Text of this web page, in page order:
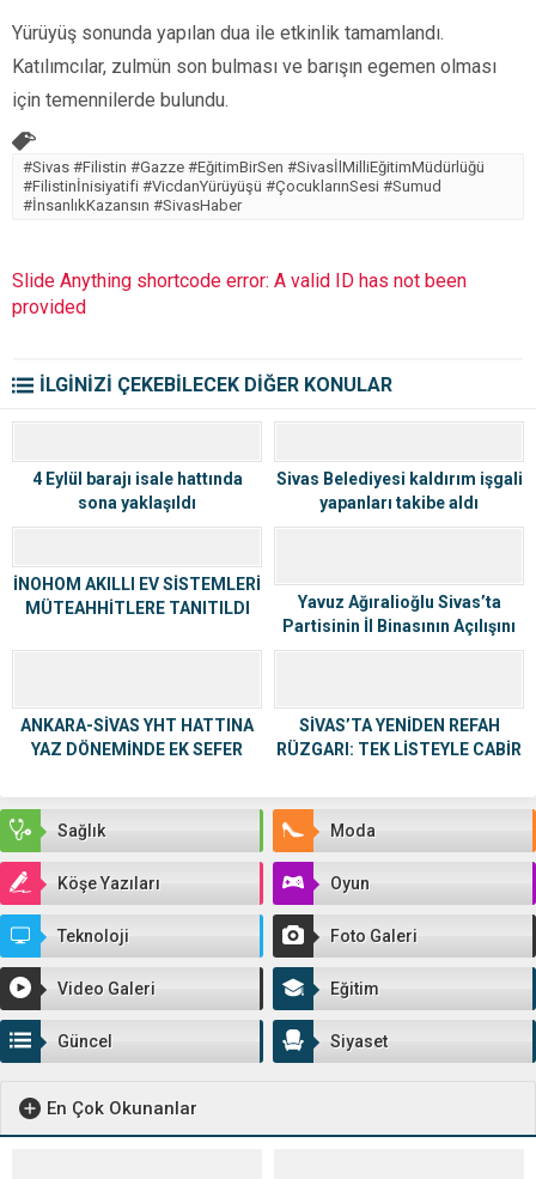
Yürüyüş sonunda yapılan dua ile etkinlik tamamlandı.
Katılımcılar, zulmün son bulması ve barışın egemen olması
için temennilerde bulundu.
#Sivas #Filistin #Gazze #EğitimBirSen #SivasİlMilliEğitimMüdürlüğü
#Filistinİnisiyatifi #VicdanYürüyüşü #ÇocuklarınSesi #Sumud
#İnsanlıkKazansın #SivasHaber
Slide Anything shortcode error: A valid ID has not been
provided
İLGİNİZİ ÇEKEBİLECEK DİĞER KONULAR
4 Eylül barajı isale hattında
sona yaklaşıldı
Sivas Belediyesi kaldırım işgali
yapanları takibe aldı
İNOHOM AKILLI EV SİSTEMLERİ
MÜTEAHHİTLERE TANITILDI
Yavuz Ağıralioğlu Sivas’ta
Partisinin İl Binasının Açılışını
Gerçekleştirdi
ANKARA-SİVAS YHT HATTINA
YAZ DÖNEMİNDE EK SEFER
SİVAS’TA YENİDEN REFAH
RÜZGARI: TEK LİSTEYLE CABİR
Sağlık Moda
Köşe Yazıları Oyun
Teknoloji Foto Galeri
Video Galeri Eğitim
Güncel Siyaset
En Çok Okunanlar